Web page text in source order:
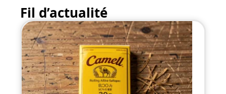
Fil d’actualité